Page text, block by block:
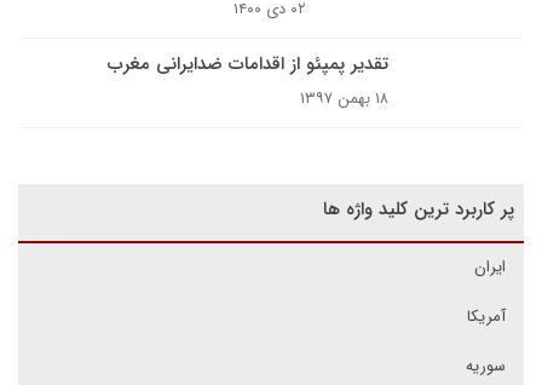
۰۲ دی ۱۴۰۰
تقدیر پمپئو از اقدامات ضدایرانی مغرب
۱۸ بهمن ۱۳۹۷
پر کاربرد ترین کلید واژه ها
ایران
آمریکا
سوریه